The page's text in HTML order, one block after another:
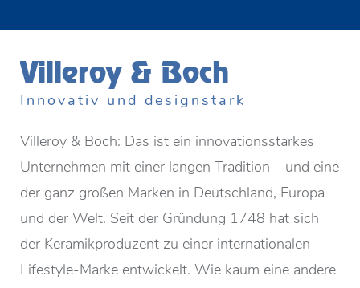
Villeroy & Boch
Innovativ und designstark
Villeroy & Boch: Das ist ein innovationsstarkes
Unternehmen mit einer langen Tradition – und eine
der ganz großen Marken in Deutschland, Europa
und der Welt. Seit der Gründung 1748 hat sich
der Keramikproduzent zu einer internationalen
Lifestyle-Marke entwickelt. Wie kaum eine andere